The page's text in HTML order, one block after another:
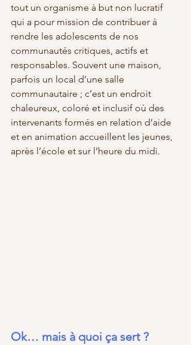
tout un organisme à but non lucratif
qui a pour mission de contribuer à
rendre les adolescents de nos
communautés critiques, actifs et
responsables. Souvent une maison,
parfois un local d’une salle
communautaire ; c’est un endroit
chaleureux, coloré et inclusif où des
intervenants formés en relation d’aide
et en animation accueillent les jeunes,
après l’école et sur l’heure du midi.
Ok… mais à quoi ça sert ?